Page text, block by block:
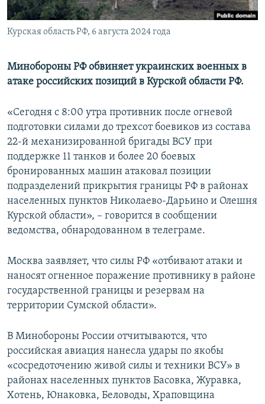
УКРАИНСКАЯ ПРОБЛЕМА КРЫМА
Все сайты RFE/RL
Курская область РФ, 6 августа 2024 года
Минобороны РФ обвиняет украинских военных в
атаке российских позиций в Курской области РФ.
«Сегодня с 8:00 утра противник после огневой
подготовки силами до трехсот боевиков из состава
22-й механизированной бригады ВСУ при
поддержке 11 танков и более 20 боевых
бронированных машин атаковал позиции
подразделений прикрытия границы РФ в районах
населенных пунктов Николаево-Дарьино и Олешня
Курской области», – говорится в сообщении
ведомства, обнародованном в телеграме.
Москва заявляет, что силы РФ «отбивают атаки и
наносят огненное поражение противнику в районе
государственной границы и резервам на
территории Сумской области».
В Минобороны России отчитываются, что
российская авиация нанесла удары по якобы
«сосредоточению живой силы и техники ВСУ» в
районах населенных пунктов Басовка, Журавка,
Хотень, Юнаковка, Беловоды, Храповщина